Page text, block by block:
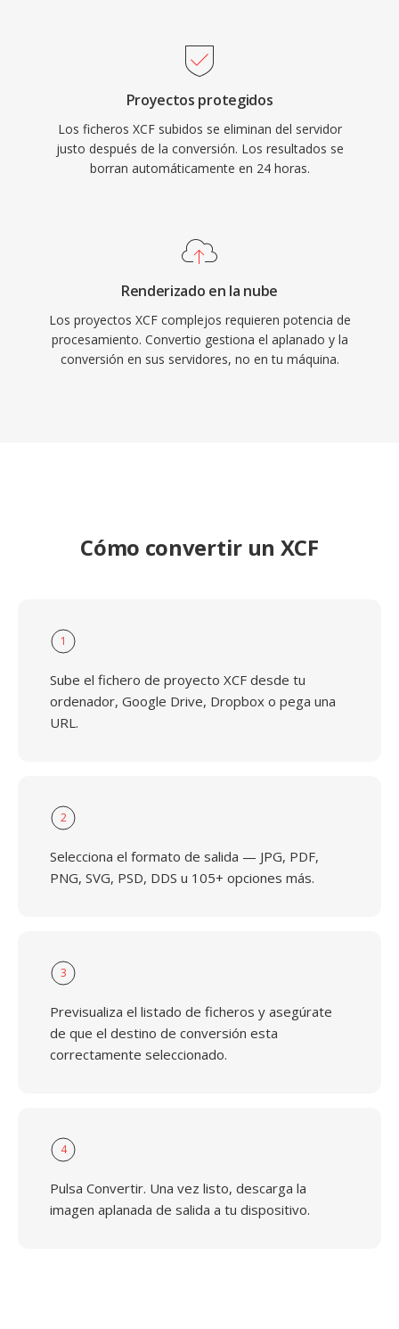
Proyectos protegidos
Los ficheros XCF subidos se eliminan del servidor
justo después de la conversión. Los resultados se
borran automáticamente en 24 horas.
Renderizado en la nube
Los proyectos XCF complejos requieren potencia de
procesamiento. Convertio gestiona el aplanado y la
conversión en sus servidores, no en tu máquina.
Cómo convertir un XCF
1
Sube el fichero de proyecto XCF desde tu
ordenador, Google Drive, Dropbox o pega una
URL.
2
Selecciona el formato de salida — JPG, PDF,
PNG, SVG, PSD, DDS u 105+ opciones más.
3
Previsualiza el listado de ficheros y asegúrate
de que el destino de conversión esta
correctamente seleccionado.
4
Pulsa Convertir. Una vez listo, descarga la
imagen aplanada de salida a tu dispositivo.